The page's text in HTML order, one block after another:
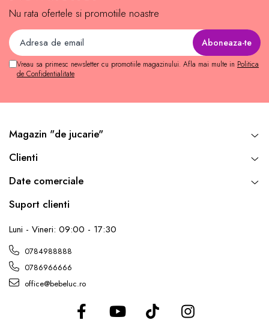
Nu rata ofertele si promotiile noastre
Vreau sa primesc newsletter cu promotiile magazinului. Afla mai multe in Politica
de Confidentialitate
Magazin "de jucarie"
Clienti
Date comerciale
Suport clienti
Luni - Vineri: 09:00 - 17:30
0784988888
0786966666
office@bebeluc.ro